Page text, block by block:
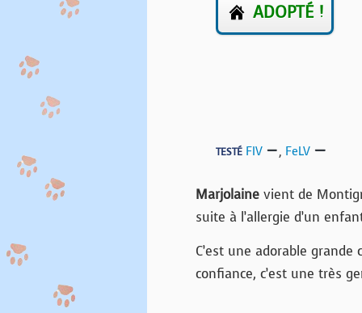
ADOPTÉ !
TESTÉ FIV , FeLV
Marjolaine vient de
suite à l’allergie d’un
C’est une adorable
confiance, c’est une très